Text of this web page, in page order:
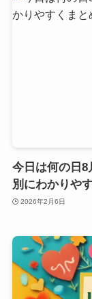
今日は何の日8
別にわかりや
2026年2月6日